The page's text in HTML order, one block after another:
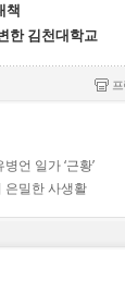
책
한 김천대학교
프
언 일가 ‘근황’
은밀한 사생활